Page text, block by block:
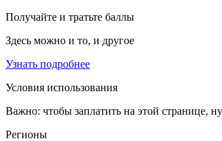
Получайте и тратьте баллы
Здесь можно и то, и другое
Узнать подробнее
Условия использования
Важно: чтобы заплатить на этой
Регионы